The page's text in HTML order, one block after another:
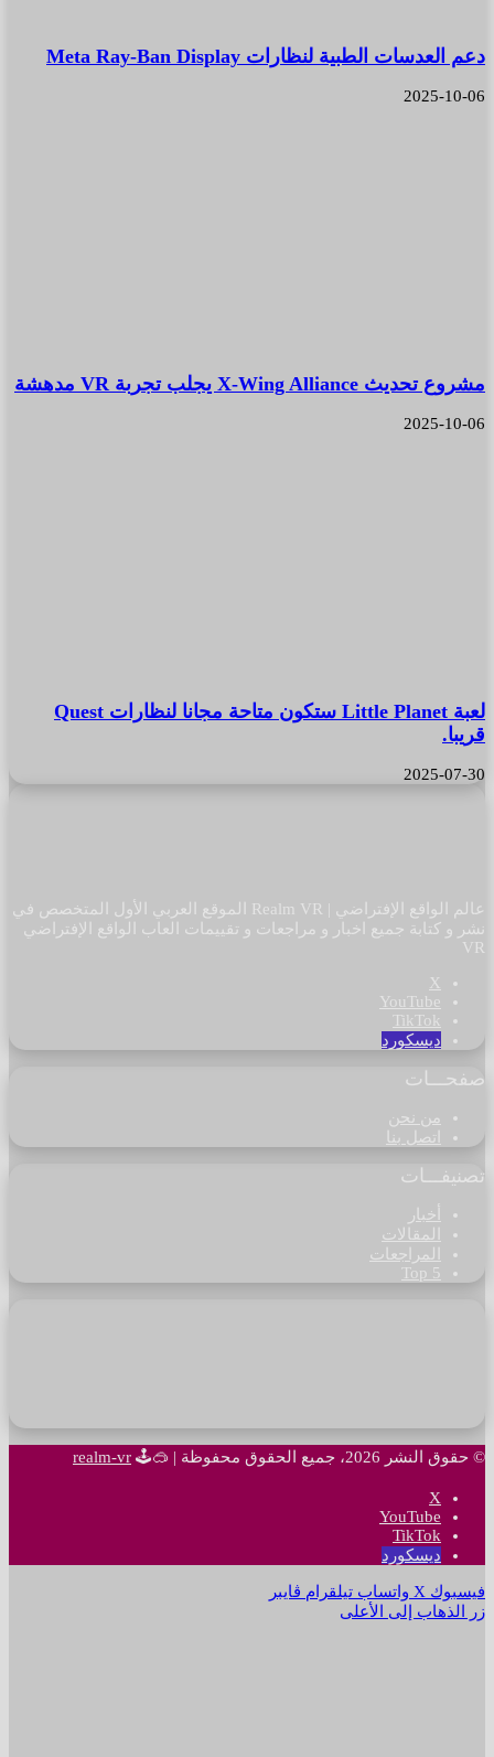
دعم العدسات الطبية لنظارات Meta Ray-Ban Display
2025-10-06
مشروع تحديث X-Wing Alliance يجلب تجربة VR مدهشة
2025-10-06
لعبة Little Planet ستكون متاحة مجانا لنظارات Quest
قريبا.
2025-07-30
عالم الواقع الإفتراضي | Realm VR الموقع العربي الأول المتخصص في
نشر و كتابة جميع اخبار و مراجعات و تقييمات العاب الواقع الإفتراضي
VR
‫X
‫YouTube
‫TikTok
ديسكورد
صفحـــات
من نحن
اتصل بنا
تصنيفـــات
أخبار
المقالات
المراجعات
Top 5
© حقوق النشر 2026، جميع الحقوق محفوظة | 🥽🕹
realm-vr
‫X
‫YouTube
‫TikTok
ديسكورد
فيسبوك ‫X واتساب تيلقرام ڤايبر
زر الذهاب إلى الأعلى